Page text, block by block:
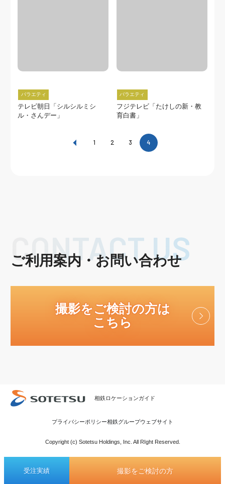
バラエティ
テレビ朝日「シルシルミシ
ル・さんデー」
バラエティ
フジテレビ「たけしの新・教
育白書」
1 2 3 4
CONTACT US
ご利用案内・お問い合わせ
撮影をご検討の方は
こちら
相鉄ロケーションガイド
プライバシーポリシー相鉄グループウェブサイト
Copyright (c) Sotetsu Holdings, Inc. All RIght Reserved.
受注実績 撮影をご検討の方